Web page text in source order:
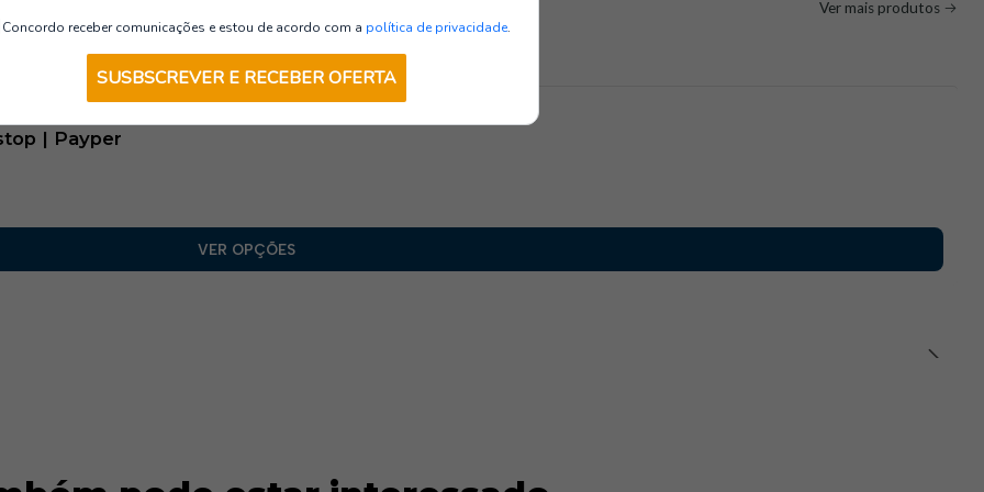
– 1 bolso aberto traseiro com duas faixas refletoras
– 1 bolso porta-fita métrica
• Extras: Faixas refletoras e reforços contrastantes
Ver mais produtos
| Payper
VER OPÇÕES
Concordo receber comunicações e estou de acordo com a política de privacidade.
SUSBSCREVER E RECEBER OFERTA